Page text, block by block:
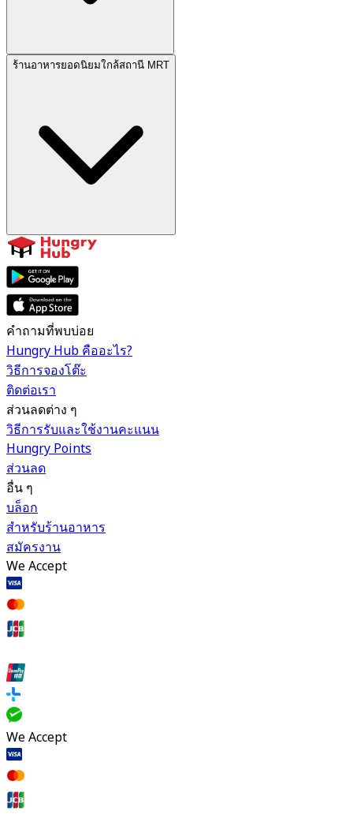
ร้านอาหารยอดนิยมใกล้สถานี MRT
คำถามที่พบบ่อย
Hungry Hub คืออะไร?
วิธีการจองโต๊ะ
ติดต่อเรา
ส่วนลดต่าง ๆ
วิธีการรับและใช้งานคะแนน
Hungry Points
ส่วนลด
อื่น ๆ
บล็อก
สำหรับร้านอาหาร
สมัครงาน
We Accept
We Accept